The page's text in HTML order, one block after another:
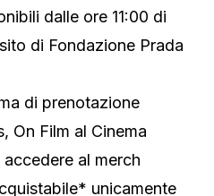
dalle ore 11:00 di
di Fondazione Prada
di prenotazione
On Film al Cinema
al merch
unicamente